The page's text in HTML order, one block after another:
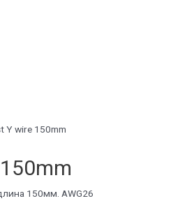
Y wire 150mm
150мм. AWG26